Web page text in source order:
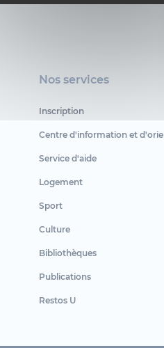
Nos services
Inscription
Centre d'information et
Service d'aide
Logement
Sport
Culture
Bibliothèques
Publications
Restos U